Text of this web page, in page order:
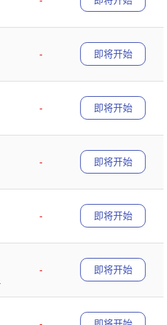
-
即将开始
-
即将开始
-
即将开始
-
即将开始
-
即将开始